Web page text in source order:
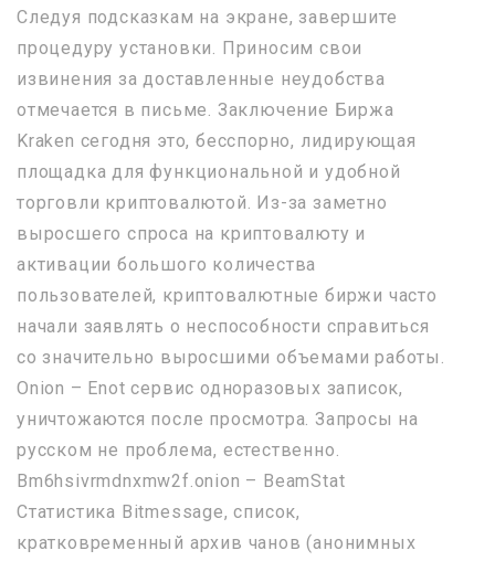
Следуя подсказкам на экране, завершите
процедуру установки. Приносим свои
извинения за доставленные неудобства
отмечается в письме. Заключение Биржа
Kraken сегодня это, бесспорно, лидирующая
площадка для функциональной и удобной
торговли криптовалютой. Из-за заметно
выросшего спроса на криптовалюту и
активации большого количества
пользователей, криптовалютные биржи часто
начали заявлять о неспособности справиться
со значительно выросшими объемами работы.
Onion – Enot сервис одноразовых записок,
уничтожаются после просмотра. Запросы на
русском не проблема, естественно.
Bm6hsivrmdnxmw2f.onion – BeamStat
Статистика Bitmessage, список,
кратковременный архив чанов (анонимных